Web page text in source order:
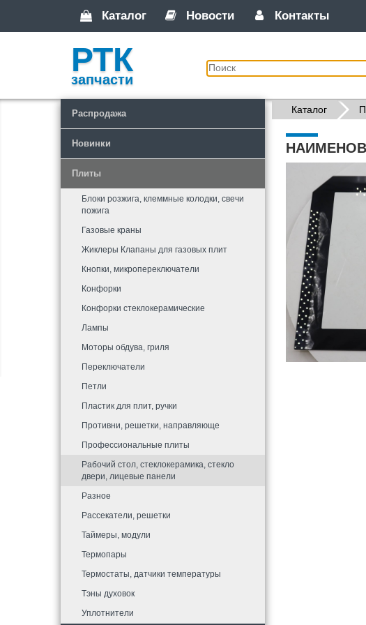
Каталог Новости Контакты
РТК
запчасти
Распродажа
Новинки
Плиты
Блоки розжига, клеммные колодки, свечи
пожига
Газовые краны
Жиклеры Клапаны для газовых плит
Кнопки, микропереключатели
Конфорки
Конфорки стеклокерамические
Лампы
Моторы обдува, гриля
Переключатели
Петли
Пластик для плит, ручки
Противни, решетки, направляюще
Профессиональные плиты
Рабочий стол, стеклокерамика, стекло
двери, лицевые панели
Разное
Рассекатели, решетки
Таймеры, модули
Термопары
Термостаты, датчики температуры
Тэны духовок
Уплотнители
Каталог